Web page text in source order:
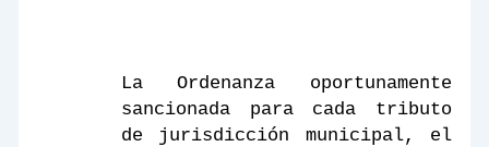
La Ordenanza oportunamente
sancionada para cada tributo
de jurisdicción municipal, el